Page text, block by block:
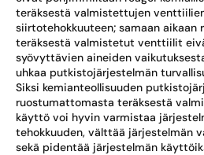
teräksestä valmistettujen
siirtotehokkuuteen; samaan aikaan
teräksestä valmistetut venttiilit
syövyttävien aineiden
uhkaa putkistojärjestelmän
Siksi kemianteollisuuden
ruostumattomasta teräksestä
käyttö voi hyvin varmistaa
tehokkuuden, välttää järjestelmän
sekä pidentää järjestelmän